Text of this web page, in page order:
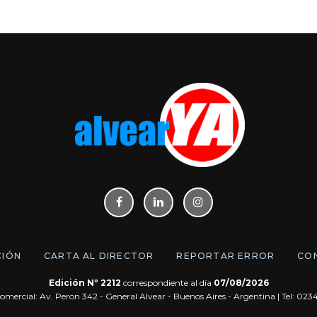
CARTA AL DIRECTOR REPORTAR ERROR
Edición Nº 2212 correspondiente al día 07/08/2026
Av. Peron 342 - General Alvear - Buenos Aires - Argentina | Tel: